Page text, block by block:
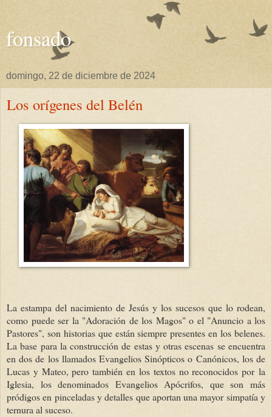
fonsado
domingo, 22 de diciembre de 2024
Los orígenes del Belén
La estampa del nacimiento de Jesús y los sucesos que lo rodean,
como puede ser la "Adoración de los Magos" o el "Anuncio a los
Pastores", son historias que están siempre presentes en los belenes.
La base para la construcción de estas y otras escenas se encuentra
en dos de los llamados Evangelios Sinópticos o Canónicos, los de
Lucas y Mateo, pero también en los textos no reconocidos por la
Iglesia, los denominados Evangelios Apócrifos, que son más
pródigos en pinceladas y detalles que aportan una mayor simpatía y
ternura al suceso.